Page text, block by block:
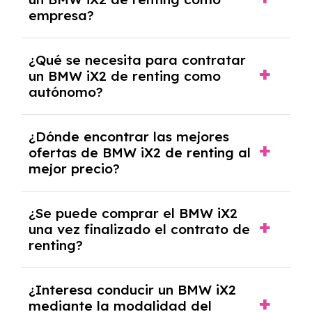
crediticia y un pago inicial.
empresa?
documentación financiera y, en algunos
casos, un informe de solvencia de la empresa
y un pago inicial.
¿Qué se necesita para contratar
un BMW iX2 de renting como
autónomo?
autónomos, justificante de ingresos y, en
algunos casos, un informe fiscal y un pago
inicial.
¿Dónde encontrar las mejores
ofertas de BMW iX2 de renting al
mejor precio?
mejores ofertas de vehículos de renting con
todos los gastos incluidos y sin pagar
entradas.
¿Se puede comprar el BMW iX2
una vez finalizado el contrato de
renting?
renting se puede adquirir el coche. En este
¿Interesa conducir un BMW iX2
mediante la modalidad del